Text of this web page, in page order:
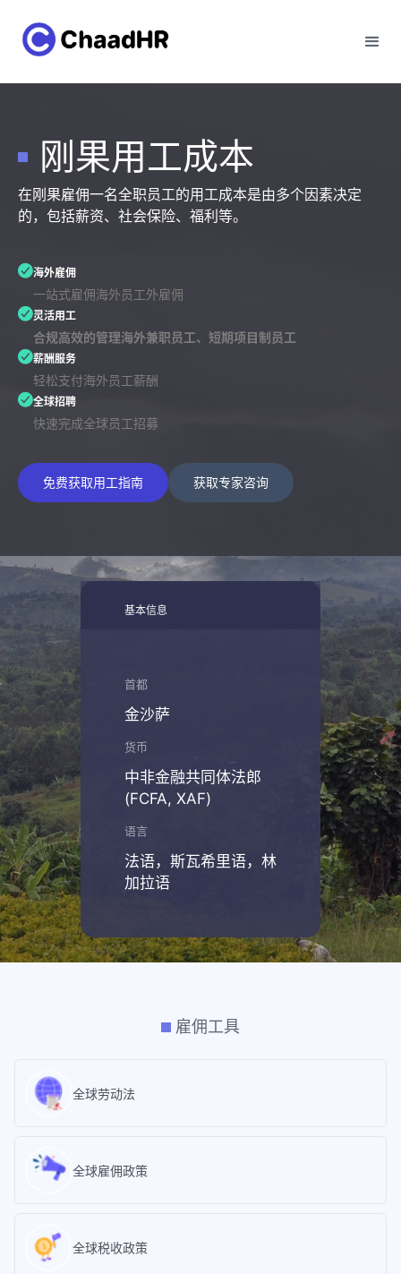
刚果用工成本
在刚果雇佣一名全职员工的用工成本是由多个因素决定
的，包括薪资、社会保险、福利等。
海外雇佣
一站式雇佣海外员工外雇佣
灵活用工
合规高效的管理海外兼职员工、短期项目制员工
薪酬服务
轻松支付海外员工薪酬
全球招聘
快速完成全球员工招募
免费获取用工指南 获取专家咨询
基本信息
首都
金沙萨
货币
中非金融共同体法郎
(FCFA, XAF)
语言
法语，斯瓦希里语，林
加拉语
雇佣工具
全球劳动法
全球雇佣政策
全球税收政策